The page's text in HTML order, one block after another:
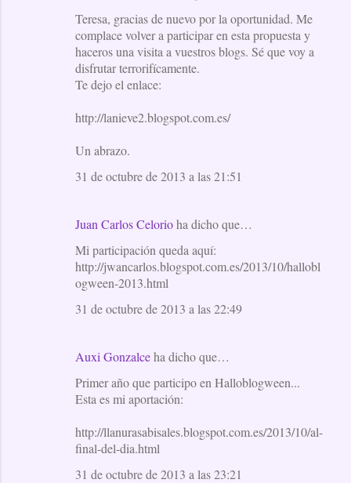
Teresa, gracias de nuevo por la oportunidad. Me
complace volver a participar en esta propuesta y
haceros una visita a vuestros blogs. Sé que voy a
disfrutar terrorifícamente.
Te dejo el enlace:
http://lanieve2.blogspot.com.es/
Un abrazo.
31 de octubre de 2013 a las 21:51
Juan Carlos Celorioha dicho que…
Mi participación queda aquí:
http://jwancarlos.blogspot.com.es/2013/10/hallobl
ogween-2013.html
31 de octubre de 2013 a las 22:49
Auxi Gonzalceha dicho que…
Primer año que participo en Halloblogween...
Esta es mi aportación:
http://llanurasabisales.blogspot.com.es/2013/10/al-
final-del-dia.html
31 de octubre de 2013 a las 23:21